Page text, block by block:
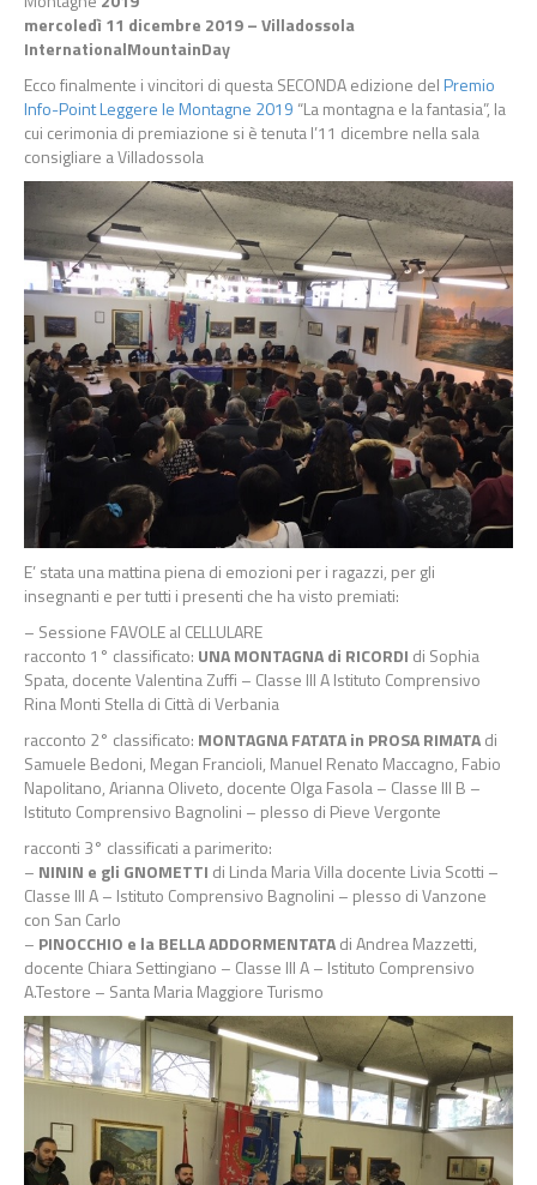
mercoledì 11 dicembre 2019 – Villadossola
InternationalMountainDay
Ecco finalmente i vincitori di questa SECONDA edizione delPremio
Info-Point Leggere le Montagne 2019 “La montagna e la fantasia”, la
cui cerimonia di premiazione si è tenuta l’11 dicembre nella sala
consigliare a Villadossola
E’ stata una mattina piena di emozioni per i ragazzi, per gli
insegnanti e per tutti i presenti che ha visto premiati:
– Sessione FAVOLE al CELLULARE
racconto 1° classificato: UNA MONTAGNA di RICORDI di Sophia
Spata, docente Valentina Zuffi – Classe III A Istituto Comprensivo
Rina Monti Stella di Città di Verbania
racconto 2° classificato: MONTAGNA FATATA in PROSA RIMATAdi
Samuele Bedoni, Megan Francioli, Manuel Renato Maccagno, Fabio
Napolitano, Arianna Oliveto, docente Olga Fasola – Classe III B –
Istituto Comprensivo Bagnolini – plesso di Pieve Vergonte
racconti 3° classificati a parimerito:
– NININ e gli GNOMETTI di Linda Maria Villa docente Livia Scotti –
Classe III A – Istituto Comprensivo Bagnolini – plesso di Vanzone
con San Carlo
– PINOCCHIO e la BELLA ADDORMENTATAdi Andrea Mazzetti,
docente Chiara Settingiano – Classe III A – Istituto Comprensivo
A.Testore – Santa Maria Maggiore Turismo